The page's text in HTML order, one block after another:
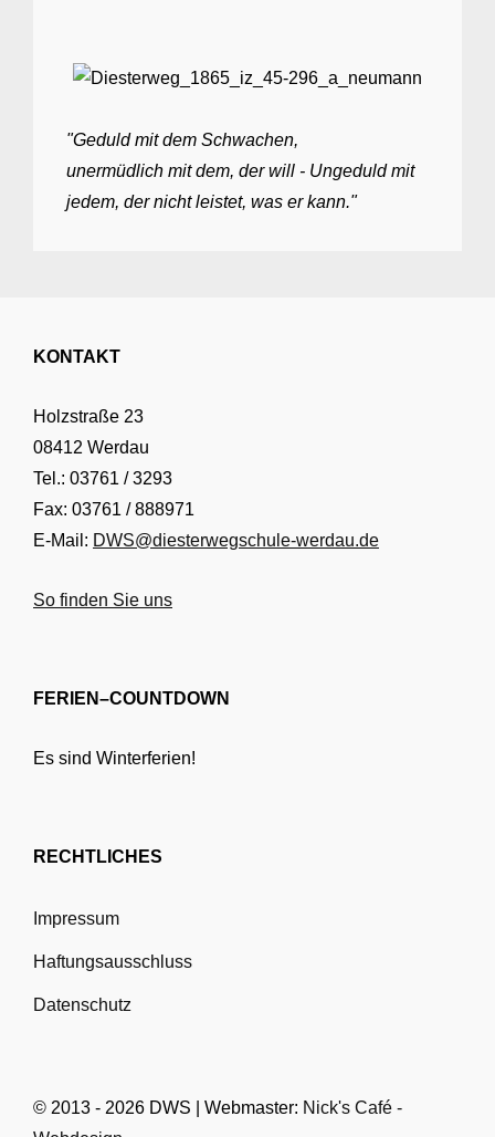
"Geduld mit dem Schwachen,
unermüdlich mit dem, der will - Ungeduld mit
jedem, der nicht leistet, was er kann."
KONTAKT
Holzstraße 23
08412 Werdau
Tel.: 03761 / 3293
Fax: 03761 / 888971
E-Mail: DWS@diesterwegschule-werdau.de
So finden Sie uns
FERIEN–COUNTDOWN
Es sind Winterferien!
RECHTLICHES
Impressum
Haftungsausschluss
Datenschutz
© 2013 - 2026 DWS | Webmaster: Nick's Café -